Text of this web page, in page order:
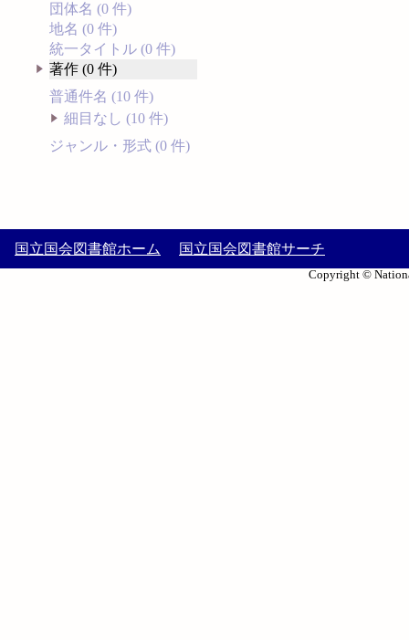
団体名 (0 件)
地名 (0 件)
統一タイトル (0 件)
著作 (0 件)
普通件名 (10 件)
細目なし (10 件)
ジャンル・形式 (0 件)
国立国会図書館ホーム 国立国会図書館サーチ
Copyright ©